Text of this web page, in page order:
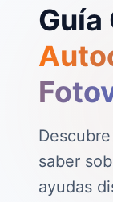
Guía
saber
ayudas